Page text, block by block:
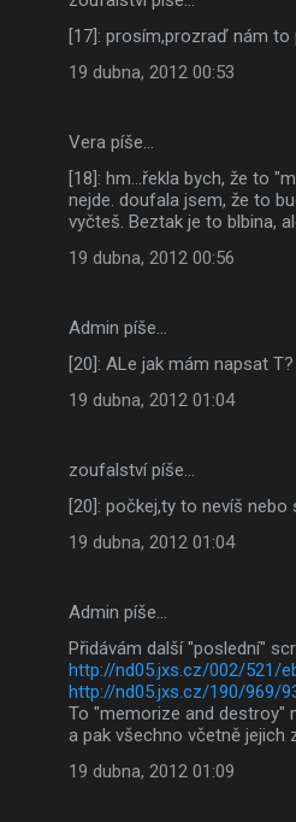
[17]: prosím,prozraď nám
19 dubna, 2012 00:53
Vera píše…
[18]: hm...řekla bych, že to
nejde. doufala jsem, že to
vyčteš. Beztak je to blbina,
19 dubna, 2012 00:56
Admin píše…
[20]: ALe jak mám napsat T?
19 dubna, 2012 01:04
zoufalství píše…
[20]: počkej,ty to nevíš
19 dubna, 2012 01:04
Admin píše…
Přidávám další "poslední"
http://nd05.jxs.cz/002/521/
http://nd05.jxs.cz/190/969/
To "memorize and destroy"
a pak všechno včetně jejich
19 dubna, 2012 01:09